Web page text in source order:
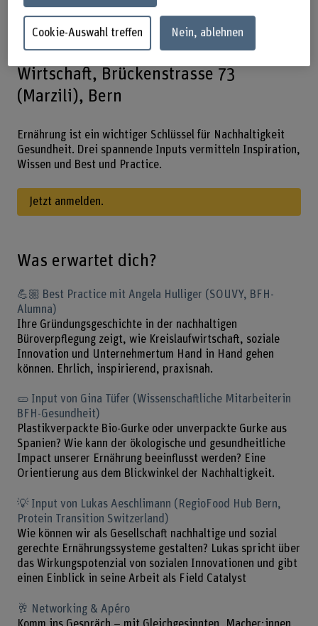
Alumni und weiteren Interessierten.
23.10.2025, 18.00–20.00 Uhr – BFH
Wirtschaft, Brückenstrasse 73
(Marzili), Bern
Ernährung ist ein wichtiger Schlüssel für Nachhaltigkeit
Gesundheit. Drei spannende Inputs vermitteln Inspiration,
Wissen und Best und Practice.
Jetzt anmelden.
Was erwartet dich?
💪🏼 Best Practice mit Angela Hulliger (SOUVY, BFH-
Alumna)
Ihre Gründungsgeschichte in der nachhaltigen
Büroverpflegung zeigt, wie Kreislaufwirtschaft, soziale
Innovation und Unternehmertum Hand in Hand gehen
können. Ehrlich, inspirierend, praxisnah.
🥒 Input von Gina Tüfer (Wissenschaftliche Mitarbeiterin
BFH-Gesundheit)
Plastikverpackte Bio-Gurke oder unverpackte Gurke aus
Spanien? Wie kann der ökologische und gesundheitliche
Impact unserer Ernährung beeinflusst werden? Eine
Orientierung aus dem Blickwinkel der Nachhaltigkeit.
💡 Input von Lukas Aeschlimann (RegioFood Hub Bern,
Protein Transition Switzerland)
Wie können wir als Gesellschaft nachhaltige und sozial
gerechte Ernährungssysteme gestalten? Lukas spricht über
das Wirkungspotenzial von sozialen Innovationen und gibt
einen Einblick in seine Arbeit als Field Catalyst
🥂 Networking & Apéro
Komm ins Gespräch – mit Gleichgesinnten, Macher:innen,
Cookie-Auswahl treffen Nein, ablehnen